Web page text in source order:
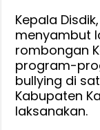
Kepala
menyambut
rombongan
program-
bullying di
Kabupaten
laksanakan.